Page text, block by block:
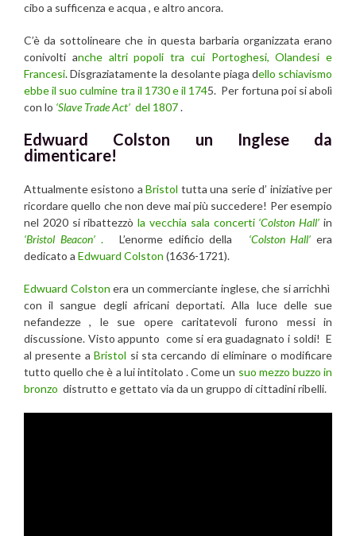
cibo a sufficenza e acqua , e altro ancora.
C’è da sottolineare che in questa barbaria organizzata erano
conivolti anche altri popoli tra cui Portoghesi, Olandesi e
Francesi. Disgraziatamente la desolante piaga dello schiavismo
ebbe il suo culmine tra il 1730 e il 1745. Per fortuna poi si abolì
con lo ‘Slave Trade Act’ del 1807.
Edwuard Colston un Inglese da
dimenticare!
Attualmente esistono aBristol tutta una serie d’ iniziative per
ricordare quello che non deve mai più succedere! Per esempio
nel 2020 si ribattezzòla vecchia sala concerti ‘Colston Hall’ in
‘Bristol Beacon’ . L’enorme edificio della ‘Colston Hall’ era
dedicato a Edwuard Colston (1636-1721).
Edwuard Colston era un commerciante inglese, che si arrichhì
con il sangue degli africani deportati. Alla luce delle sue
nefandezze , le sue opere caritatevoli furono messi in
discussione. Visto appunto come si era guadagnato i soldi! E
al presente aBristol si sta cercando di eliminare o modificare
tutto quello che è a lui intitolato . Come un suo mezzo buzzo in
bronzo distrutto e gettato via da un gruppo di cittadini ribelli.